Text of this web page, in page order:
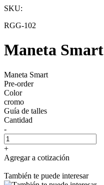
SKU:
RGG-102
Maneta Smart
Maneta Smart
Pre-order
Color
cromo
Guía de talles
Cantidad
-
+
Agregar a cotización
También te puede interesar